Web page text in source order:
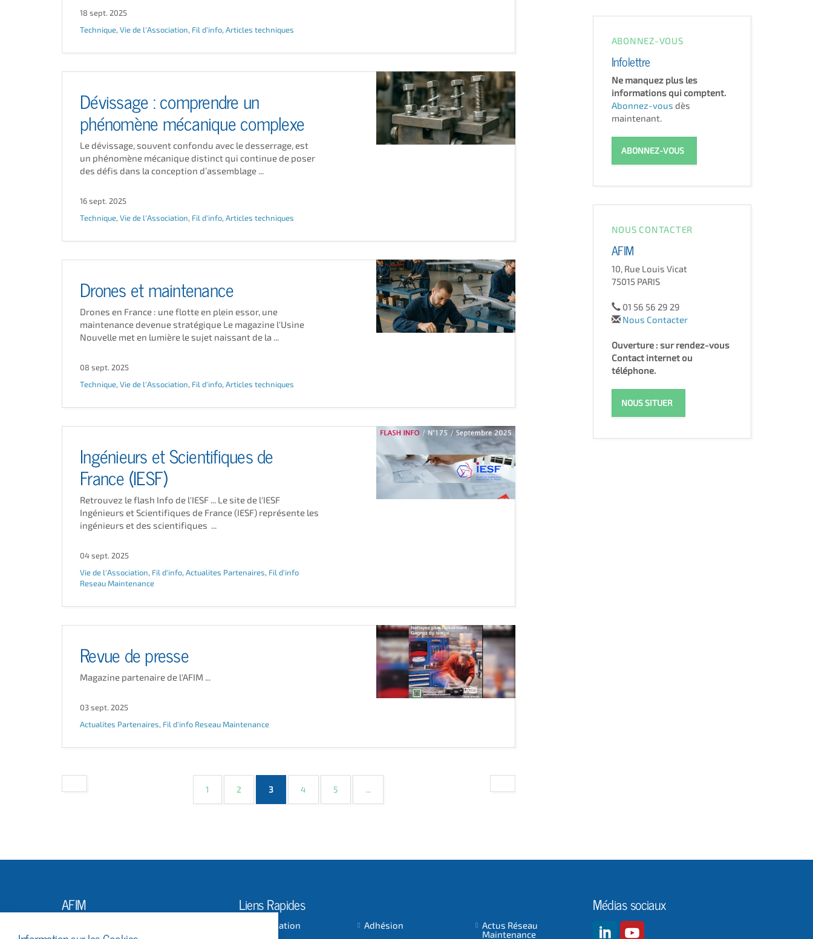
18 sept. 2025
Technique, Vie de l'Association, Fil d'info, Articles techniques
Dévissage : comprendre un
phénomène mécanique complexe
Le dévissage, souvent confondu avec le desserrage, est
un phénomène mécanique distinct qui continue de poser
des défis dans la conception d’assemblage ...
16 sept. 2025
Technique, Vie de l'Association, Fil d'info, Articles techniques
Drones et maintenance
Drones en France : une flotte en plein essor, une
maintenance devenue stratégique Le magazine l'Usine
Nouvelle met en lumière le sujet naissant de la ...
08 sept. 2025
Technique, Vie de l'Association, Fil d'info, Articles techniques
Ingénieurs et Scientifiques de
France (IESF)
Retrouvez le flash Info de l'IESF ... Le site de l'IESF
Ingénieurs et Scientifiques de France (IESF) représente les
ingénieurs et des scientifiques ...
04 sept. 2025
Vie de l'Association, Fil d'info, Actualites Partenaires, Fil d'info
Reseau Maintenance
Revue de presse
Magazine partenaire de l'AFIM ...
03 sept. 2025
Actualites Partenaires, Fil d'info Reseau Maintenance
1 2 3(current)
4 5 ...
ABONNEZ-VOUS
Infolettre
Ne manquez plus les
informations qui comptent.
Abonnez-vous dès
maintenant.
ABONNEZ-VOUS
NOUS CONTACTER
AFIM
10, Rue Louis Vicat
75015 PARIS
01 56 56 29 29
Nous Contacter
Ouverture : sur rendez-vous
Contact internet ou
téléphone.
NOUS SITUER
AFIM Liens Rapides
L'Association Adhésion
Actus Réseau
Maintenance
Médias sociaux